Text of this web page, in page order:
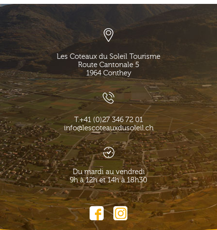
Les Coteaux du Soleil Tourisme
Route Cantonale 5
1964 Conthey
T.+41 (0)27 346 72 01
info@lescoteauxdusoleil.ch
Du mardi au vendredi
9h à 12h et 14h à 18h30